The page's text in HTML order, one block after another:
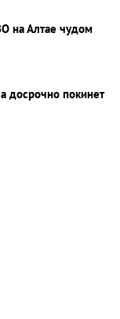
на Алтае чудом
досрочно покинет